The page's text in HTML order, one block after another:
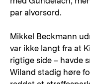
par alvorsord.
Mikkel Beckmann
var ikke langt fra at
rigtige side – havde
Wiland stadig høre